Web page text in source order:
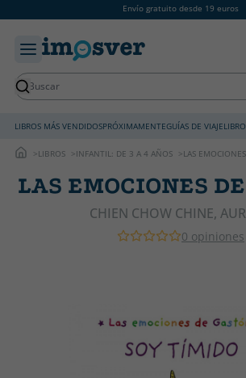
Envío gratuito desde 19 euros
LIBROS MÁS VENDIDOSPRÓXIMAMENTEGUÍAS DE VIAJE
LIBROS INFANTIL: DE 3 A 4 AÑOS LAS
LAS EMOCIONES
CHIEN CHOW CHINE,
0 opiniones